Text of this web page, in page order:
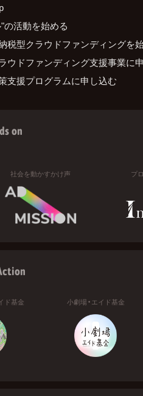
の活動を始める
税型クラウドファンディングを
ウドファンディング支援事業に
支援プログラムに申し込む
on
社会を動かすかけ声 プ
ド基金 小劇場・エイド基金